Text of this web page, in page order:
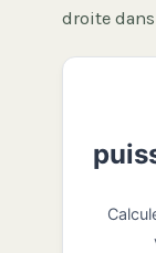
droite